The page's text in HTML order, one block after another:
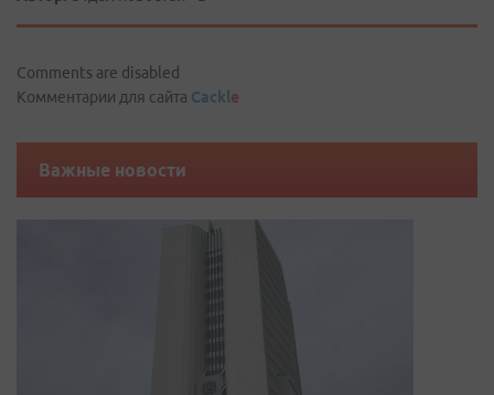
Comments are disabled
Комментарии для сайта Cackle
Важные новости